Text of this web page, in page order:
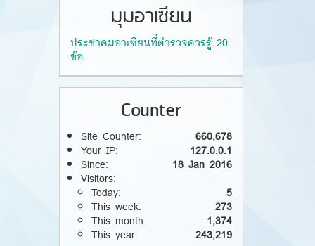
มุมอาเซียน
ประชาคมอาเซียนที่ตำรวจควรรู้ 20
ข้อ
Counter
Site Counter: 660,678
Your IP: 127.0.0.1
Since: 18 Jan 2016
Visitors:
Today: 5
This week: 273
This month: 1,374
This year: 243,219